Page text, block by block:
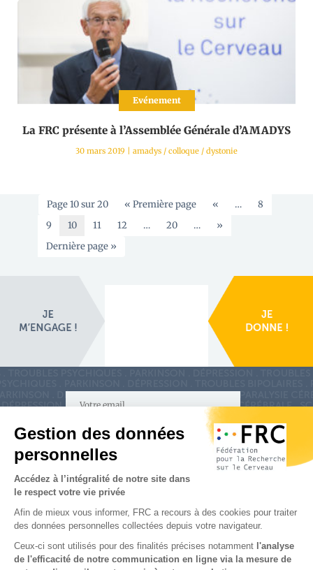
Evénement
La FRC présente à l’Assemblée Générale d’AMADYS
30 mars 2019 | amadys / colloque / dystonie
Page 10 sur 20 « Première page « …
8
9
10 11 12 … 20 …
»
Dernière page »
S'inscrire à la newsletter
les réseaux sociaux